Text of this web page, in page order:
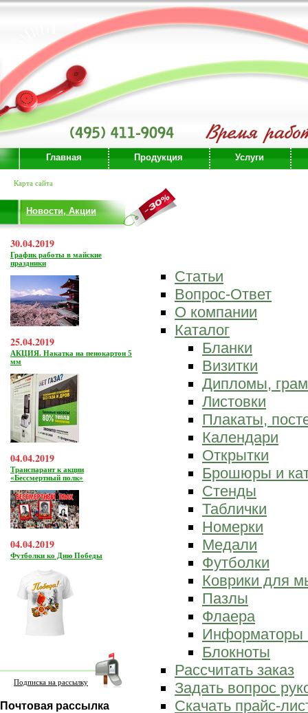
Главная Продукция Услуги
Карта сайта
Новости, Акции
30.04.2019
График работы в майские
праздники
25.04.2019
АКЦИЯ. Накатка на пенокартон 5
мм
04.04.2019
Транспарант к акции
«Бессмертный полк»
04.04.2019
Футболки ко Дню Победы
Подписка на рассылку
Почтовая рассылка
Статьи
Вопрос-Ответ
О компании
Каталог
Бланки
Визитки
Дипломы,
Листовки
Плакаты,
Календари
Открытки
Брошюры и
Стенды
Таблички
Номерки
Медали
Футболки
Коврики для
Пазлы
Флаера
Информаторы
Блокноты
Рассчитать заказ
Задать вопрос
Скачать прайс-